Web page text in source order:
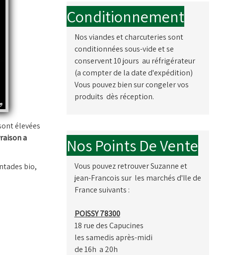
élevées
a
bio,
Conditionnement
Nos viandes et charcuteries sont
conditionnées sous-vide et se
conservent 10 jours au réfrigérateur
(a compter de la date d'expédition)
Vous pouvez bien sur congeler vos
produits dès réception.
Nos Points De Vente
Vous pouvez retrouver Suzanne et
jean-Francois sur les marchés d'Ile de
France suivants :
POISSY 78300
18 rue des Capucines
les samedis après-midi
de 16h a 20h